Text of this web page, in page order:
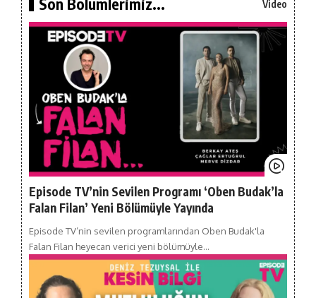
Video
Episode TV’nin Sevilen Programı ‘Oben Budak’la
Falan Filan’ Yeni Bölümüyle Yayında
Episode TV’nin sevilen programlarından Oben Budak'la
Falan Filan heyecan verici yeni bölümüyle…